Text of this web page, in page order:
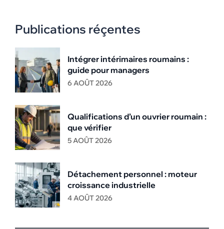
Publications réçentes
Intégrer intérimaires roumains :
guide pour managers
6 AOÛT 2026
Qualifications d’un ouvrier roumain :
que vérifier
5 AOÛT 2026
Détachement personnel : moteur
croissance industrielle
4 AOÛT 2026